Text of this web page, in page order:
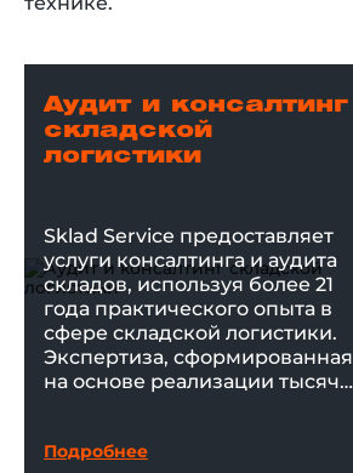
Аудит и консалтинг
складской
логистики
Sklad Service предоставляет
услуги консалтинга и аудита
складов, используя более 21
года практического опыта в
сфере складской логистики.
Экспертиза, сформированная
на основе реализации тысяч
оптимизации складских
Подробнее